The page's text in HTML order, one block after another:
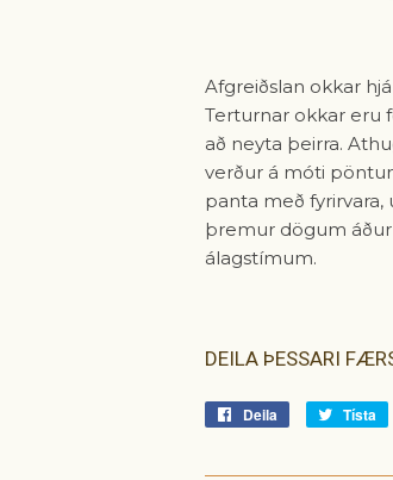
Afgreiðslan okkar
Terturnar okkar eru
að neyta þeirra.
verður á móti
panta með
þremur dögum
álagstímum.
DEILA ÞESSARI
Deila
Deila
Tísta